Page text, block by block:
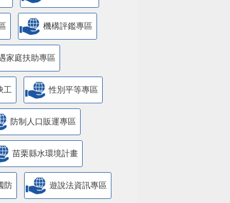
機構評鑑專區
家庭扶助專區
工 性別平等專區
防制人口販運專區
苗栗縣水環境計畫
防 遊說法資訊專區